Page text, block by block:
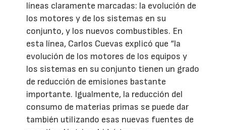
líneas claramente marcadas: la evolución de
los motores y de los sistemas en su
conjunto, y los nuevos combustibles. En
esta línea, Carlos Cuevas explicó que “la
evolución de los motores de los equipos y
los sistemas en su conjunto tienen un grado
de reducción de emisiones bastante
importante. Igualmente, la reducción del
consumo de materias primas se puede dar
también utilizando esas nuevas fuentes de